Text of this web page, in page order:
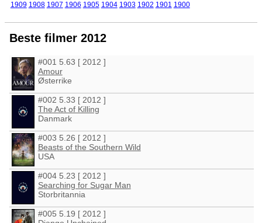
1909 1908 1907 1906 1905 1904 1903 1902 1901 1900
Beste filmer 2012
#001 5.63 [ 2012 ]
Amour
Østerrike
#002 5.33 [ 2012 ]
The Act of Killing
Danmark
#003 5.26 [ 2012 ]
Beasts of the Southern Wild
USA
#004 5.23 [ 2012 ]
Searching for Sugar Man
Storbritannia
#005 5.19 [ 2012 ]